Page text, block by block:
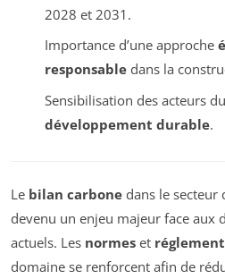
2028 et 2031.
Importance d’une approche
responsabledans la
Sensibilisation des acteurs
développement durable.
Le bilan carbone dans le secteur
devenu un enjeu majeur face aux
actuels. Les normes et
domaine se renforcent afin de